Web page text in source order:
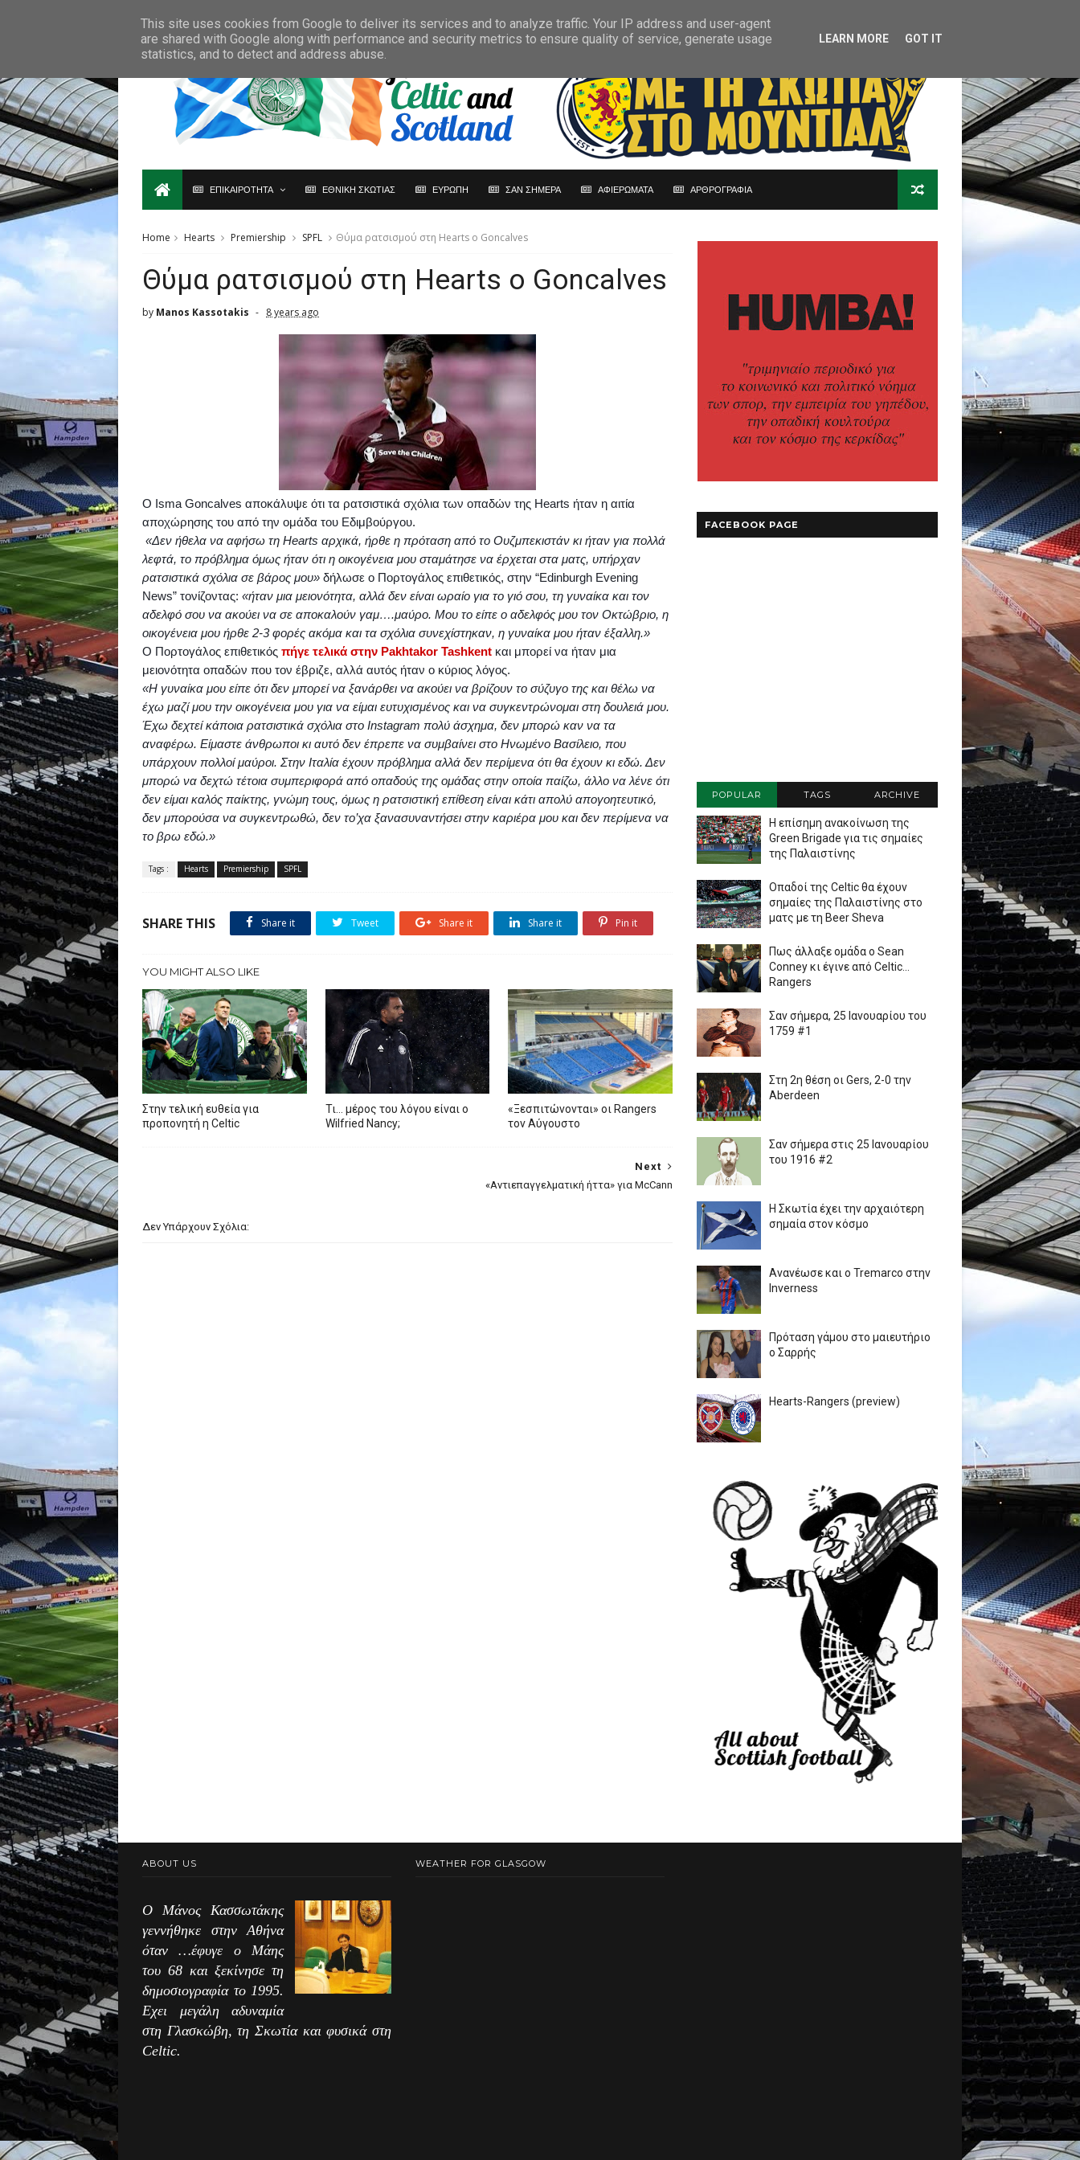
ΕΠΙΚΑΙΡΟΤΗΤΑ ΕΘΝΙΚΗ ΣΚΩΤΙΑΣ ΕΥΡΩΠΗ ΣΑΝ ΣΗΜΕΡΑ ΑΦΙΕΡΩΜΑΤΑ ΑΡΘΡΟΓΡΑΦΙΑ
Home Hearts Premiership SPFL Θύμα ρατσισμού στη Hearts o Goncalves
Θύμα ρατσισμού στη Hearts o Goncalves
by Manos Kassotakis 8 years ago
O Isma Goncalves αποκάλυψε ότι τα ρατσιστικά σχόλια των οπαδών της Hearts ήταν η αιτία
αποχώρησης του από την ομάδα του Εδιμβούργου.
«Δεν ήθελα να αφήσω τη Hearts αρχικά, ήρθε η πρόταση από το Ουζμπεκιστάν κι ήταν για πολλά
λεφτά, το πρόβλημα όμως ήταν ότι η οικογένεια μου σταμάτησε να έρχεται στα ματς, υπήρχαν
ρατσιστικά σχόλια σε βάρος μου» δήλωσε ο Πορτογάλος επιθετικός, στην “Edinburgh Evening
News” τονίζοντας: «ήταν μια μειονότητα, αλλά δεν είναι ωραίο για το γιό σου, τη γυναίκα και τον
αδελφό σου να ακούει να σε αποκαλούν γαμ….μαύρο. Μου το είπε ο αδελφός μου τον Οκτώβριο, η
οικογένεια μου ήρθε 2-3 φορές ακόμα και τα σχόλια συνεχίστηκαν, η γυναίκα μου ήταν έξαλλη.»
Ο Πορτογάλος επιθετικός πήγε τελικά στην Pakhtakor Tashkent και μπορεί να ήταν μια
μειονότητα οπαδών που τον έβριζε, αλλά αυτός ήταν ο κύριος λόγος.
«Η γυναίκα μου είπε ότι δεν μπορεί να ξανάρθει να ακούει να βρίζουν το σύζυγο της και θέλω να
έχω μαζί μου την οικογένεια μου για να είμαι ευτυχισμένος και να συγκεντρώνομαι στη δουλειά μου.
Έχω δεχτεί κάποια ρατσιστικά σχόλια στο Instagram πολύ άσχημα, δεν μπορώ καν να τα
αναφέρω. Είμαστε άνθρωποι κι αυτό δεν έπρεπε να συμβαίνει στο Ηνωμένο Βασίλειο, που
υπάρχουν πολλοί μαύροι. Στην Ιταλία έχουν πρόβλημα αλλά δεν περίμενα ότι θα έχουν κι εδώ. Δεν
μπορώ να δεχτώ τέτοια συμπεριφορά από οπαδούς της ομάδας στην οποία παίζω, άλλο να λένε ότι
δεν είμαι καλός παίκτης, γνώμη τους, όμως η ρατσιστική επίθεση είναι κάτι απολύ απογοητευτικό,
δεν μπορούσα να συγκεντρωθώ, δεν το’χα ξανασυναντήσει στην καριέρα μου και δεν περίμενα να
το βρω εδώ.»
Tags : Hearts Premiership SPFL
SHARE THIS Share it Tweet Share it Share it Pin it
YOU MIGHT ALSO LIKE
Στην τελική ευθεία για
προπονητή η Celtic
Τι… μέρος του λόγου είναι ο
Wilfried Nancy;
«Ξεσπιτώνονται» οι Rangers
τον Αύγουστο
Next
«Αντιεπαγγελματική ήττα» για McCann
Δεν Υπάρχουν Σχόλια:
FACEBOOK PAGE
POPULAR TAGS ARCHIVE
Η επίσημη ανακοίνωση της
Green Brigade για τις σημαίες
της Παλαιστίνης
Οπαδοί της Celtic θα έχουν
σημαίες της Παλαιστίνης στο
ματς με τη Beer Sheva
Πως άλλαξε ομάδα ο Sean
Conney κι έγινε από Celtic...
Rangers
Σαν σήμερα, 25 Ιανουαρίου του
1759 #1
Στη 2η θέση οι Gers, 2-0 την
Aberdeen
Σαν σήμερα στις 25 Ιανουαρίου
του 1916 #2
Η Σκωτία έχει την αρχαιότερη
σημαία στον κόσμο
Ανανέωσε και ο Tremarco στην
Inverness
Πρόταση γάμου στο μαιευτήριο
ο Σαρρής
Hearts-Rangers (preview)
ABOUT US
Ο Μάνος Κασσωτάκης
γεννήθηκε στην Αθήνα
όταν …έφυγε ο Μάης
του 68 και ξεκίνησε τη
δημοσιογραφία το 1995.
Εχει μεγάλη αδυναμία
στη Γλασκώβη, τη Σκωτία και φυσικά στη
Celtic.
WEATHER FOR GLASGOW
This site uses cookies from Google to deliver its services and to analyze traffic. Your IP address and user-agent
are shared with Google along with performance and security metrics to ensure quality of service, generate usage
statistics, and to detect and address abuse.
LEARN MORE GOT IT